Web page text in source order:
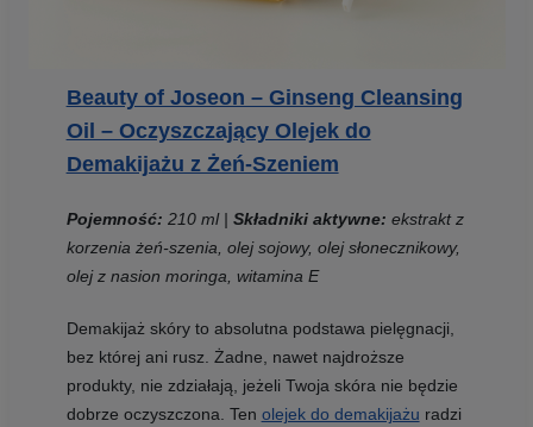
Beauty of Joseon – Ginseng Cleansing
Oil – Oczyszczający Olejek do
Demakijażu z Żeń-Szeniem
Pojemność: 210 ml | Składniki aktywne: ekstrakt z
korzenia żeń-szenia, olej sojowy, olej słonecznikowy,
olej z nasion moringa, witamina E
Demakijaż skóry to absolutna podstawa pielęgnacji,
bez której ani rusz. Żadne, nawet najdroższe
produkty, nie zdziałają, jeżeli Twoja skóra nie będzie
dobrze oczyszczona. Ten olejek do demakijażu radzi